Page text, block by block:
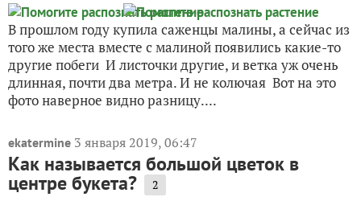
В прошлом году купила саженцы малины, а сейчас из
того же места вместе с малиной появились какие-то
другие побеги И листочки другие, и ветка уж очень
длинная, почти два метра. И не колючая Вот на это
фото наверное видно разницу....
ekatermine 3 января 2019, 06:47
Как называется большой цветок в
центре букета? 2